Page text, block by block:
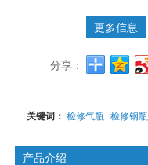
更多信息
分享：
关键词：检修气瓶 检修钢瓶
产品介绍